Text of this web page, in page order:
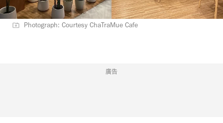
Photograph: Courtesy ChaTraMue Cafe
廣告